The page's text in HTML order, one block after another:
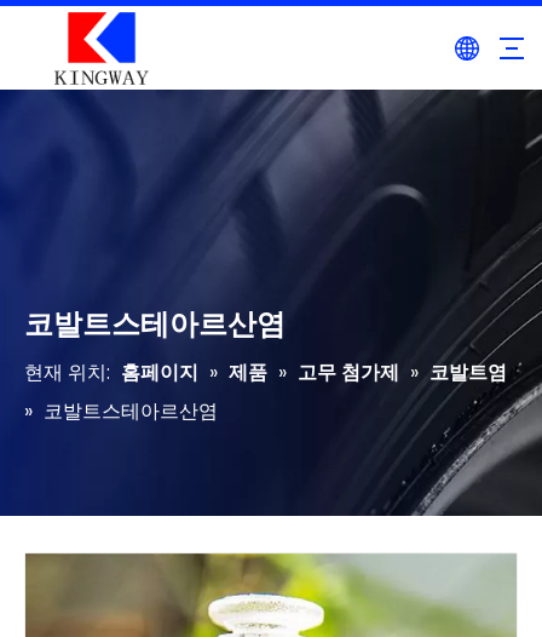
코발트스테아르산염
현재 위치: 홈페이지 » 제품 » 고무 첨가제 » 코발트염
» 코발트스테아르산염